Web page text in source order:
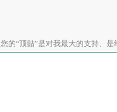
您的“顶贴”是对我最大的支持、